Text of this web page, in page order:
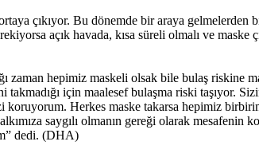
çıkıyor. Bu dönemde bir araya
açık havada, kısa süreli olmalı ve
hepimiz maskeli olsak bile bulaş riskine
için maalesef bulaşma riski taşıyor.
koruyorum. Herkes maske takarsa hepimiz
saygılı olmanın gereği olarak
dedi. (DHA)